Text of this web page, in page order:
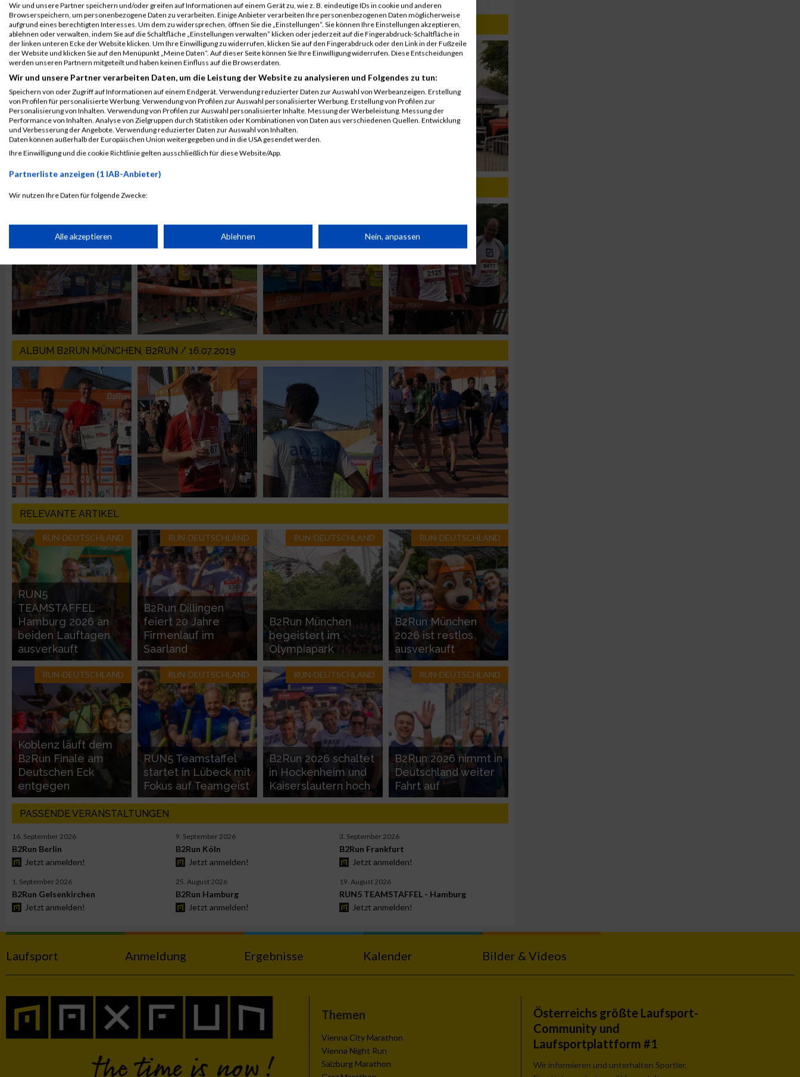
ALBUM B2RUN MÜNCHEN / 15.07.2026
ALBUM B2RUN MÜNCHEN, B2RUN / 16.07.2019
RELEVANTE ARTIKEL
RUN-DEUTSCHLAND
RUN5
TEAMSTAFFEL
Hamburg 2026 an
beiden Lauftagen
ausverkauft
RUN-DEUTSCHLAND
B2Run Dillingen
feiert 20 Jahre
Firmenlauf im
Saarland
RUN-DEUTSCHLAND
B2Run München
begeistert im
Olympiapark
RUN-DEUTSCHLAND
B2Run München
2026 ist restlos
ausverkauft
RUN-DEUTSCHLAND
Koblenz läuft dem
B2Run Finale am
Deutschen Eck
entgegen
RUN-DEUTSCHLAND
RUN5 Teamstaffel
startet in Lübeck mit
Fokus auf Teamgeist
RUN-DEUTSCHLAND
B2Run 2026 schaltet
in Hockenheim und
Kaiserslautern hoch
RUN-DEUTSCHLAND
B2Run 2026 nimmt in
Deutschland weiter
Fahrt auf
PASSENDE VERANSTALTUNGEN
16. September 2026
B2Run Berlin
Jetzt anmelden!
9. September 2026
B2Run Köln
Jetzt anmelden!
3. September 2026
B2Run Frankfurt
Jetzt anmelden!
1. September 2026
B2Run Gelsenkirchen
Jetzt anmelden!
25. August 2026
B2Run Hamburg
Jetzt anmelden!
19. August 2026
RUN5 TEAMSTAFFEL - Hamburg
Jetzt anmelden!
Laufsport Anmeldung Ergebnisse Kalender Bilder & Videos
Themen
Vienna City Marathon
Vienna Night Run
Salzburg Marathon
Österreichs größte Laufsport-
Community und
Laufsportplattform #1
Wir informieren und unterhalten Sportler,
Wir und unsere Partner speichern und/oder greifen auf Informationen auf einem Gerät zu, wie z. B. eindeutige IDs in cookie und anderen
Browserspeichern, um personenbezogene Daten zu verarbeiten. Einige Anbieter verarbeiten Ihre personenbezogenen Daten möglicherweise
aufgrund eines berechtigten Interesses. Um dem zu widersprechen, öffnen Sie die „Einstellungen“. Sie können Ihre Einstellungen akzeptieren,
ablehnen oder verwalten, indem Sie auf die Schaltfläche „Einstellungen verwalten“ klicken oder jederzeit auf die Fingerabdruck-Schaltfläche in
der linken unteren Ecke der Website klicken. Um Ihre Einwilligung zu widerrufen, klicken Sie auf den Fingerabdruck oder den Link in der Fußzeile
der Website und klicken Sie auf den Menüpunkt „Meine Daten“. Auf dieser Seite können Sie Ihre Einwilligung widerrufen. Diese Entscheidungen
werden unseren Partnern mitgeteilt und haben keinen Einfluss auf die Browserdaten.
Wir und unsere Partner verarbeiten Daten, um die Leistung der Website zu analysieren und Folgendes zu tun:
Speichern von oder Zugriff auf Informationen auf einem Endgerät. Verwendung reduzierter Daten zur Auswahl von Werbeanzeigen. Erstellung
von Profilen für personalisierte Werbung. Verwendung von Profilen zur Auswahl personalisierter Werbung. Erstellung von Profilen zur
Personalisierung von Inhalten. Verwendung von Profilen zur Auswahl personalisierter Inhalte. Messung der Werbeleistung. Messung der
Performance von Inhalten. Analyse von Zielgruppen durch Statistiken oder Kombinationen von Daten aus verschiedenen Quellen. Entwicklung
und Verbesserung der Angebote. Verwendung reduzierter Daten zur Auswahl von Inhalten.
Daten können außerhalb der Europäischen Union weitergegeben und in die USA gesendet werden.
Ihre Einwilligung und die cookie Richtlinie gelten ausschließlich für diese Website/App.
Partnerliste anzeigen (1 IAB-Anbieter)
Wir nutzen Ihre Daten für folgende Zwecke:
Speichern von oder Zugriff auf Informationen auf einem Endgerät
Verwendung reduzierter Daten zur Auswahl von Werbeanzeigen
Erstellung von Profilen für personalisierte Werbung
Verwendung von Profilen zur Auswahl personalisierter Werbung
Erstellung von Profilen zur Personalisierung von Inhalten
Verwendung von Profilen zur Auswahl personalisierter Inhalte
Messung der Werbeleistung
Messung der Performance von Inhalten
Analyse von Zielgruppen durch Statistiken oder Kombinationen von Daten aus
verschiedenen Quellen
Entwicklung und Verbesserung der Angebote
Verwendung reduzierter Daten zur Auswahl von Inhalten
IAB-Besonderheiten:
Verwendung genauer Standortdaten
Geräte anhand von aktiv angeforderten Informationen identifizieren
Nicht-IAB-Verarbeitungszwecke:
Notwendig
Performance
Funktional
Werbung
Alle akzeptieren Ablehnen Nein, anpassen